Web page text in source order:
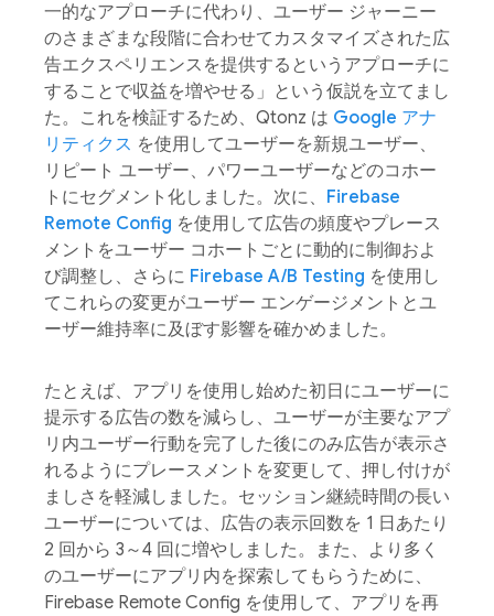
一的なアプローチに代わり、ユーザー ジャーニー
のさまざまな段階に合わせてカスタマイズされた広
告エクスペリエンスを提供するというアプローチに
することで収益を増やせる」という仮説を立てまし
た。これを検証するため、Qtonz は Google アナ
リティクス を使用してユーザーを新規ユーザー、
リピート ユーザー、パワーユーザーなどのコホー
トにセグメント化しました。次に、 Firebase
Remote Config を使用して広告の頻度やプレース
メントをユーザー コホートごとに動的に制御およ
び調整し、さらに Firebase A/B Testing を使用し
てこれらの変更がユーザー エンゲージメントとユ
ーザー維持率に及ぼす影響を確かめました。
たとえば、アプリを使用し始めた初日にユーザーに
提示する広告の数を減らし、ユーザーが主要なアプ
リ内ユーザー行動を完了した後にのみ広告が表示さ
れるようにプレースメントを変更して、押し付けが
ましさを軽減しました。セッション継続時間の長い
ユーザーについては、広告の表示回数を 1 日あたり
2 回から 3～4 回に増やしました。また、より多く
のユーザーにアプリ内を探索してもらうために、
Firebase Remote Config を使用して、アプリを再